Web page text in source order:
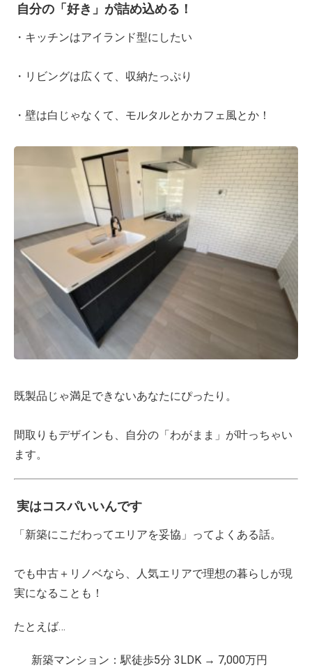
自分の「好き」が詰め込める！
・キッチンはアイランド型にしたい
・リビングは広くて、収納たっぷり
・壁は白じゃなくて、モルタルとかカフェ風とか！
既製品じゃ満足できないあなたにぴったり。
間取りもデザインも、自分の「わがまま」が叶っちゃい
ます。
実はコスパいいんです
「新築にこだわってエリアを妥協」ってよくある話。
でも中古＋リノベなら、 人気エリアで理想の暮らしが現
実になることも！
たとえば…
新築マンション：駅徒歩5分 3LDK → 7,000万円